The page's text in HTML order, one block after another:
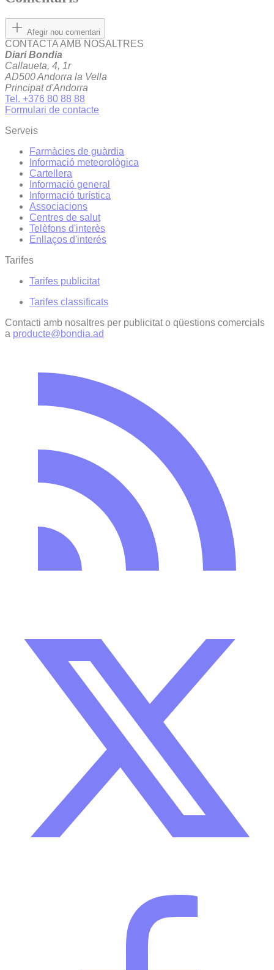
Afegir nou comentari
CONTACTA AMB NOSALTRES
Diari Bondia
Callaueta, 4, 1r
AD500 Andorra la Vella
Principat d'Andorra
Tel. +376 80 88 88
Formulari de contacte
Serveis
Farmàcies de guàrdia
Informació meteorològica
Cartellera
Informació general
Informació turística
Associacions
Centres de salut
Telèfons d'interès
Enllaços d'interés
Tarifes
Tarifes publicitat
Tarifes classificats
Contacti amb nosaltres per publicitat o qüestions comercials
a producte@bondia.ad